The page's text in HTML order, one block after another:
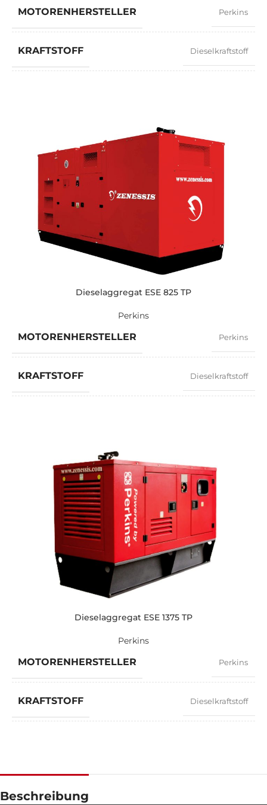
MOTORENHERSTELLER Perkins
KRAFTSTOFF Dieselkraftstoff
STROMSTÄRKE
STANDARDSPANNUNG
LEISTUNG (KVA) 440 / 396
Dieselaggregat ESE 825 TP
Perkins
MOTORENHERSTELLER Perkins
KRAFTSTOFF Dieselkraftstoff
GESCHWINDIGKEIT
STROMSTÄRKE
STANDARDSPANNUNG 400 / 230 V
LEISTUNG (KVA)
MARKE
Dieselaggregat ESE 1375 TP
Perkins
MOTORENHERSTELLER Perkins
KRAFTSTOFF Dieselkraftstoff
GESCHWINDIGKEIT
Beschreibung